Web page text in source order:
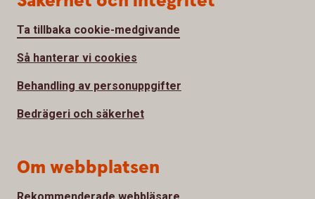
Ta tillbaka cookie-medgivande
Så hanterar vi cookies
Behandling av personuppgifter
Bedrägeri och säkerhet
Om webbplatsen